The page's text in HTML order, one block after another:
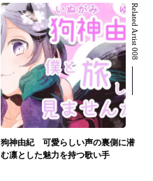
Related Artist 008
狗神由紀 可愛らしい声の裏側に潜
む凛とした魅力を持つ歌い手